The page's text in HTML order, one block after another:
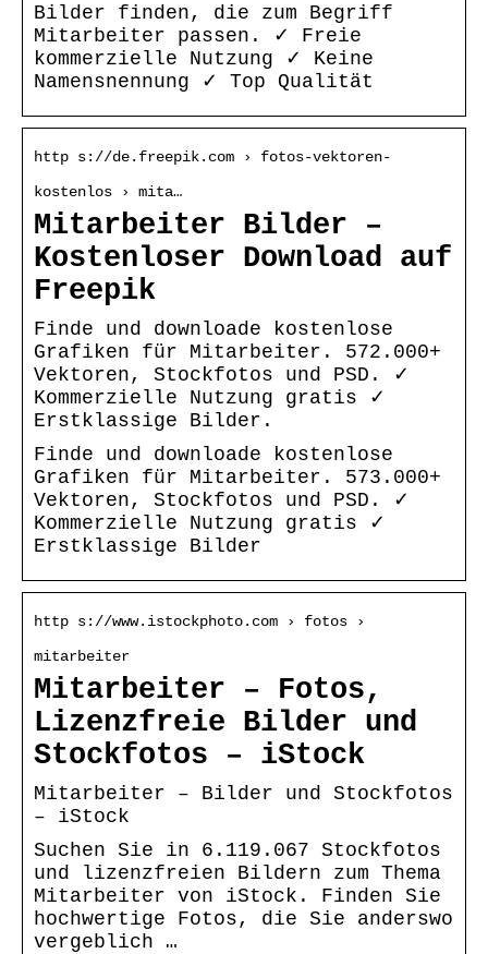
Bilder finden, die zum Begriff
Mitarbeiter passen. ✓ Freie
kommerzielle Nutzung ✓ Keine
Namensnennung ✓ Top Qualität
http s://de.freepik.com › fotos-vektoren-
kostenlos › mita…
Mitarbeiter Bilder –
Kostenloser Download auf
Freepik
Finde und downloade kostenlose
Grafiken für Mitarbeiter. 572.000+
Vektoren, Stockfotos und PSD. ✓
Kommerzielle Nutzung gratis ✓
Erstklassige Bilder.
Finde und downloade kostenlose
Grafiken für Mitarbeiter. 573.000+
Vektoren, Stockfotos und PSD. ✓
Kommerzielle Nutzung gratis ✓
Erstklassige Bilder
http s://www.istockphoto.com › fotos ›
mitarbeiter
Mitarbeiter – Fotos,
Lizenzfreie Bilder und
Stockfotos – iStock
Mitarbeiter – Bilder und Stockfotos
– iStock
Suchen Sie in 6.119.067 Stockfotos
und lizenzfreien Bildern zum Thema
Mitarbeiter von iStock. Finden Sie
hochwertige Fotos, die Sie anderswo
vergeblich …